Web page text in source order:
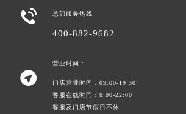
 总部服务热线
400-882-9682

营业时间：
门店营业时间：09:00-19:30
客服在线时间：8:00-22:00
客服及门店节假日不休